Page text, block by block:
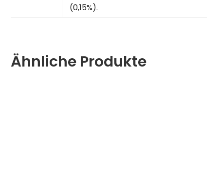
(0,15%).
Ähnliche Produkte